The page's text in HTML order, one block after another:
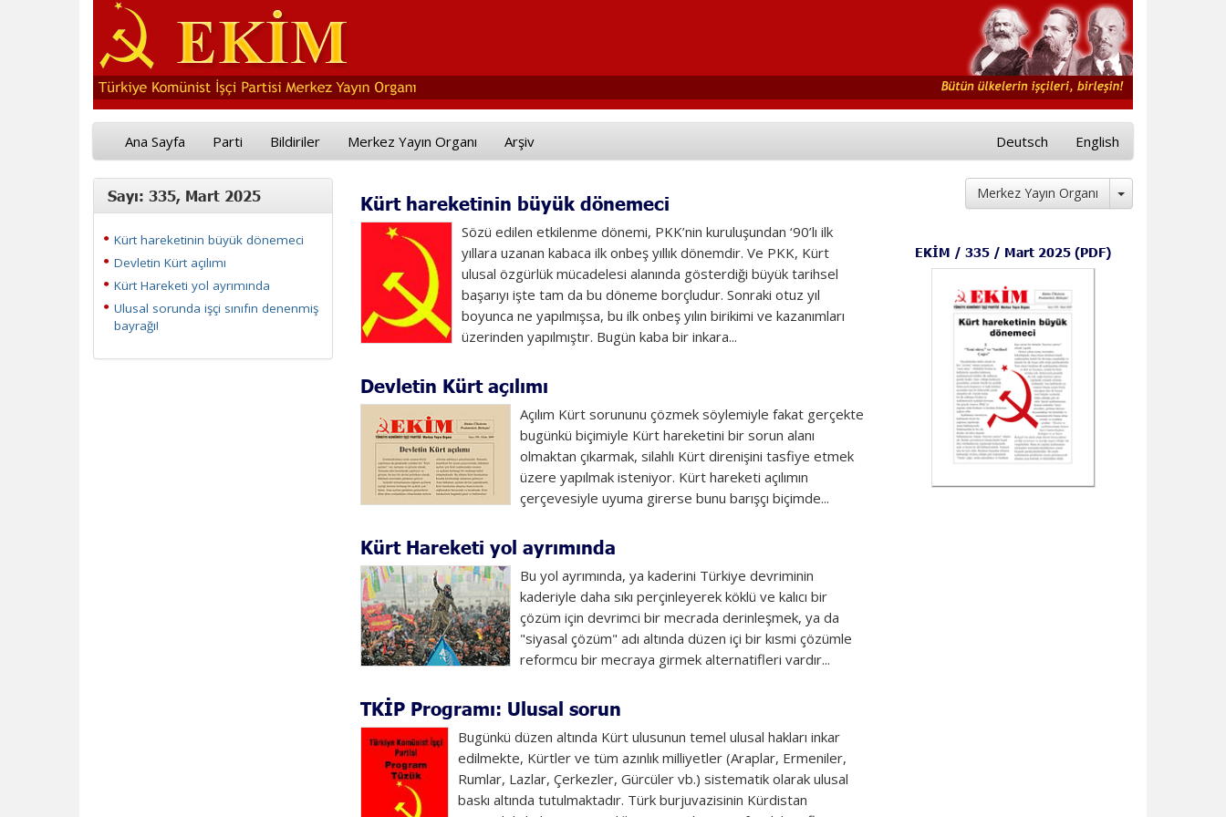
Ana Sayfa Parti Bildiriler Merkez Yayın Organı Arşiv Deutsch English
Sayı: 335, Mart 2025
Kürt hareketinin büyük dönemeci
Devletin Kürt açılımı
Kürt Hareketi yol ayrımında
Ulusal sorunda işçi sınıfın denenmiş
bayrağı!
Kürt hareketinin büyük dönemeci
Sözü edilen etkilenme dönemi, PKK’nin kuruluşundan ‘90’lı ilk
yıllara uzanan kabaca ilk onbeş yıllık dönemdir. Ve PKK, Kürt
ulusal özgürlük mücadelesi alanında gösterdiği büyük tarihsel
başarıyı işte tam da bu döneme borçludur. Sonraki otuz yıl
boyunca ne yapılmışsa, bu ilk onbeş yılın birikimi ve kazanımları
üzerinden yapılmıştır. Bugün kaba bir inkara...
Devletin Kürt açılımı
Açılım Kürt sorununu çözmek söylemiyle fakat gerçekte
bugünkü biçimiyle Kürt hareketini bir sorun alanı
olmaktan çıkarmak, silahlı Kürt direnişini tasfiye etmek
üzere yapılmak isteniyor. Kürt hareketi açılımın
çerçevesiyle uyuma girerse bunu barışçı biçimde...
Kürt Hareketi yol ayrımında
Bu yol ayrımında, ya kaderini Türkiye devriminin
kaderiyle daha sıkı perçinleyerek köklü ve kalıcı bir
çözüm için devrimci bir mecrada derinleşmek, ya da
"siyasal çözüm" adı altında düzen içi bir kısmi çözümle
reformcu bir mecraya girmek alternatifleri vardır...
TKİP Programı: Ulusal sorun
Bugünkü düzen altında Kürt ulusunun temel ulusal hakları inkar
edilmekte, Kürtler ve tüm azınlık milliyetler (Araplar, Ermeniler,
Rumlar, Lazlar, Çerkezler, Gürcüler vb.) sistematik olarak ulusal
baskı altında tutulmaktadır. Türk burjuvazisinin Kürdistan
Merkez Yayın Organı Toggle
EKİM / 335 / Mart 2025 (PDF)